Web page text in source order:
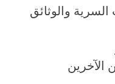
والوثائق
الآخرين